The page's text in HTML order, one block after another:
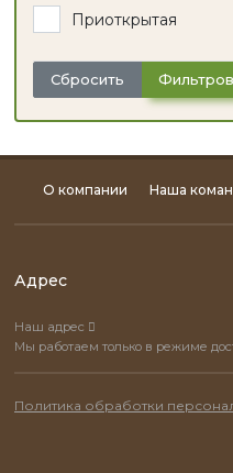
Приоткрытая
Сбросить
О компании Наша
Адрес
Наш адрес
Мы работаем только в режиме
Политика обработки